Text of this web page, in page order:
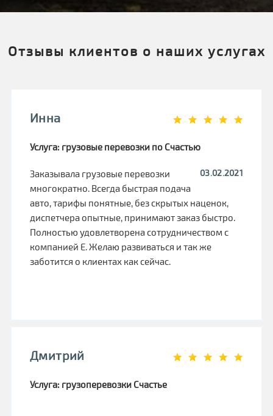
Отзывы клиентов о наших услугах
Инна
Услуга: грузовые перевозки по Счастью
03.02.2021
Заказывала грузовые перевозки
многократно. Всегда быстрая подача
авто, тарифы понятные, без скрытых наценок,
диспетчера опытные, принимают заказ быстро.
Полностью удовлетворена сотрудничеством с
компанией Е. Желаю развиваться и так же
заботится о клиентах как сейчас.
Дмитрий
Услуга: грузоперевозки Счастье